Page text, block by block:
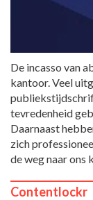
De incasso van
kantoor. Veel
tevredenheid
Daarnaast
zich
de weg naar ons
Contentlockr